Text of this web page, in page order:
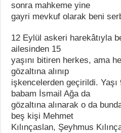
sonra mahkeme yine
gayri mevkuf olarak beni
12 Eylül askeri harekâtıyla
ailesinden 15
yaşını bitiren herkes, ama
gözaltına alınıp
işkencelerden geçirildi. Yaşı
babam İsmail Ağa da
gözaltına alınarak o da
beş kişi Mehmet
Kılınçaslan, Şeyhmus